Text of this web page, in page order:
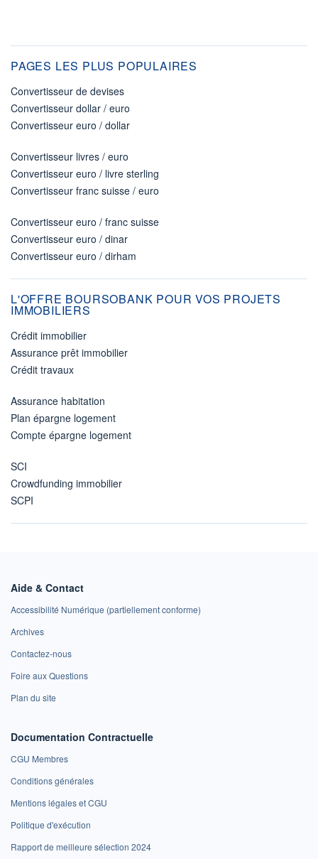
PAGES LES PLUS POPULAIRES
Convertisseur de devises
Convertisseur dollar / euro
Convertisseur euro / dollar
Convertisseur livres / euro
Convertisseur euro / livre sterling
Convertisseur franc suisse / euro
Convertisseur euro / franc suisse
Convertisseur euro / dinar
Convertisseur euro / dirham
L'OFFRE BOURSOBANK POUR VOS PROJETS
IMMOBILIERS
Crédit immobilier
Assurance prêt immobilier
Crédit travaux
Assurance habitation
Plan épargne logement
Compte épargne logement
SCI
Crowdfunding immobilier
SCPI
Aide & Contact
Accessibilité Numérique (partiellement conforme)
Archives
Contactez-nous
Foire aux Questions
Plan du site
Documentation Contractuelle
CGU Membres
Conditions générales
Mentions légales et CGU
Politique d'exécution
Rapport de meilleure sélection 2024